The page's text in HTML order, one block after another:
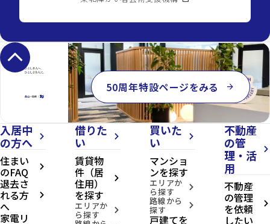
keyboard_arrow_up
50周年特設ページをみる arrow_forward
入居中
の方へ
arrow_forward_ios
住まい
のFAQ arrow_forward_ios
退去さ
れる方
へ
arrow_forward_ios
家電リ
借りた
い
arrow_forward_ios
賃貸物
件（居
住用）
を探す
arrow_forward_ios
エリアか
ら探す arrow_forward_ios
買いた
い
arrow_forward_ios
マンショ
ンを探す
エリアか
ら探す arrow_forward_ios
路線から
探す arrow_forward_ios
戸建てを
不動産
の管
理・活
用
arrow_forward_ios
不動産
の管理
を依頼
したい
arrow_forward_ios